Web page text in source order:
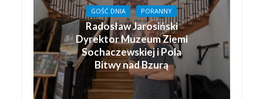
GOŚĆ DNIA PORANNY
Radosław Jarosiński
Dyrektor Muzeum Ziemi
Sochaczewskiej i Pola
Bitwy nad Bzurą